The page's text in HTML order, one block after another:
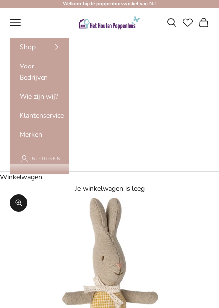
Welkom bij dé poppenhuiswinkel van NL!
Het Houten Poppenhuis
Menu Zoeken
Shop
Voor
Bedrijven
Wie zijn wij?
Klantenservice
Merken
INLOGGEN
Winkelwagen
Je winkelwagen is leeg
In-/uitzoomen